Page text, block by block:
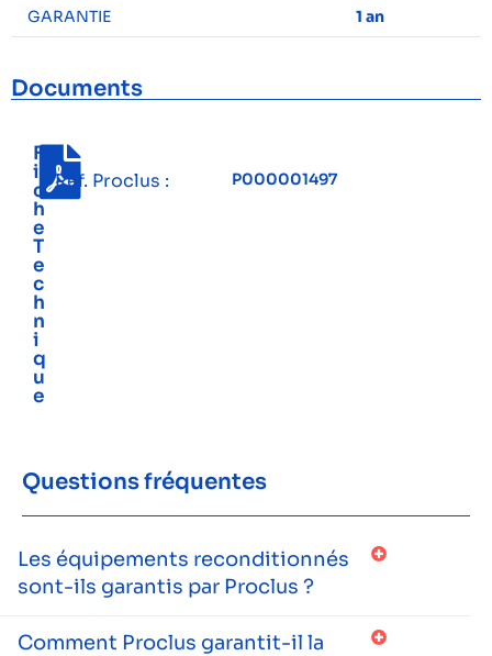
GARANTIE
1 an
Documents
F
i
c
h
e
T
e
c
h
n
i
q
u
e
Réf. Proclus : P000001497
Questions fréquentes
Les équipements reconditionnés
sont-ils garantis par Proclus ?
Comment Proclus garantit-il la